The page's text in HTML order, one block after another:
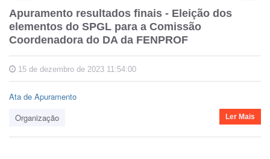
Apuramento resultados finais - Eleição dos
elementos do SPGL para a Comissão
Coordenadora do DA da FENPROF
15 de dezembro de 2023 11:54:00
Ata de Apuramento
Organização
Ler Mais